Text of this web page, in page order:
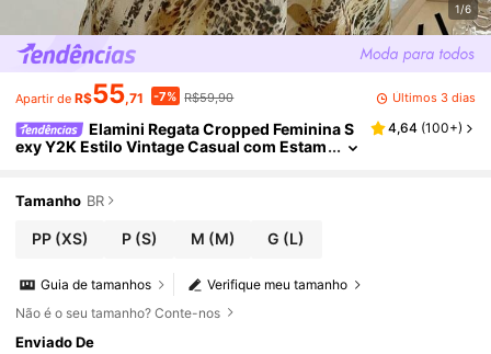
1/6
Apartir de R$55,71 -7% R$59,90 Últimos 3 dias
Elamini Regata Cropped Feminina S
exy Y2K Estilo Vintage Casual com Estam
4,64 (100+)
Tamanho BR
PP(XS) P(S) M (M) G (L)
Verifique meu tamanho
Guia de tamanhos
Não é o seu tamanho? Conte-nos
Enviado De